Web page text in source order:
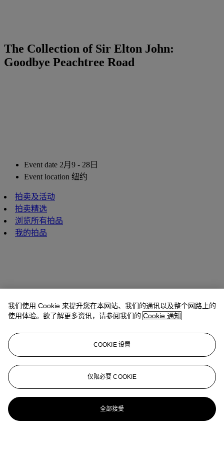
The Collection of Sir Elton John:
Goodbye Peachtree Road
Event date 2月9 - 28日
Event location 纽约
拍卖及活动
拍卖精选
浏览所有拍品
我的拍品
我们使用 Cookie 来提升您在本网站、我们的通讯以及整个网路上的
使用体验。欲了解更多资讯，请参阅我们的 Cookie 通知
COOKIE 设置
仅限必要 COOKIE
全部接受